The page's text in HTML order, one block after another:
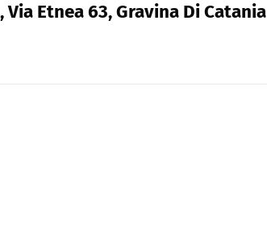
Via Etnea 63, Gravina Di Catania